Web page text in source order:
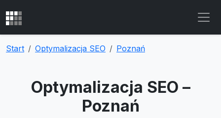
Start Optymalizacja SEO Poznań
Optymalizacja SEO –
Poznań